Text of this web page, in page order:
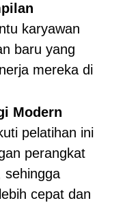
karyawan
baru yang
mereka di
Modern
pelatihan ini
perangkat
sehingga
cepat dan